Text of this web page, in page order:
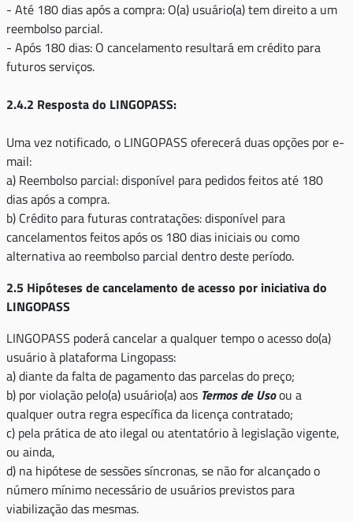
- Até 180 dias após a compra: O(a) usuário(a) tem direito a um
reembolso parcial.
- Após 180 dias: O cancelamento resultará em crédito para
futuros serviços.
2.4.2 Resposta do LINGOPASS:
Uma vez notificado, o LINGOPASS oferecerá duas opções por e-
mail:
a) Reembolso parcial: disponível para pedidos feitos até 180
dias após a compra.
b) Crédito para futuras contratações: disponível para
cancelamentos feitos após os 180 dias iniciais ou como
alternativa ao reembolso parcial dentro deste período.
2.5 Hipóteses de cancelamento de acesso por iniciativa do
LINGOPASS
LINGOPASS poderá cancelar a qualquer tempo o acesso do(a)
usuário à plataforma Lingopass:
a) diante da falta de pagamento das parcelas do preço;
b) por violação pelo(a) usuário(a) aos Termos de Usoou a
qualquer outra regra específica da licença contratado;
c) pela prática de ato ilegal ou atentatório à legislação vigente,
ou ainda,
d) na hipótese de sessões síncronas, se não for alcançado o
número mínimo necessário de usuários previstos para
viabilização das mesmas.